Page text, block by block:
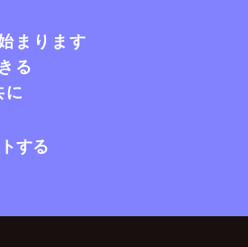
まります
る
する